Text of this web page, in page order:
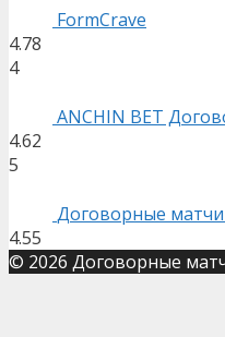
FormCrave
4.78
4
ANCHIN BET
4.62
5
Договорные
4.55
© 2026 Договорные